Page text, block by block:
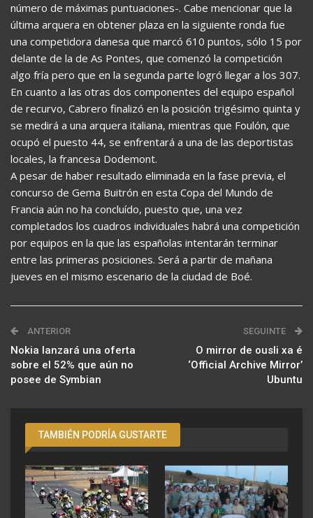
número de máximas puntuaciones-. Cabe mencionar que la
última arquera en obtener plaza en la siguiente ronda fue
una competidora danesa que marcó 610 puntos, sólo 15 por
delante de la de As Pontes, que comenzó la competición
algo fría pero que en la segunda parte logró llegar a los 307.
En cuanto a las otras dos componentes del equipo español
de recurvo, Cabrero finalizó en la posición trigésimo quinta y
se medirá a una arquera italiana, mientras que Foulón, que
ocupó el puesto 44, se enfrentará a una de las deportistas
locales, la francesa Dodemont.
A pesar de haber resultado eliminada en la fase previa, el
concurso de Gema Buitrón en esta Copa del Mundo de
Francia aún no ha concluído, puesto que, una vez
completados los cuadros individuales habrá una competición
por equipos en la que las españolas intentarán terminar
entre las primeras posiciones. Será a partir de mañana
jueves en el mismo escenario de la ciudad de Boé.
ANTERIOR
Nokia lanzará una oferta
sobre el 52% que aún no
posee de Symbian
SEGUINTE
O mirror de ousli xa é
‘Official Archive Mirror’
Ubuntu
TAMBIÉN PODRÍA GUSTARTE